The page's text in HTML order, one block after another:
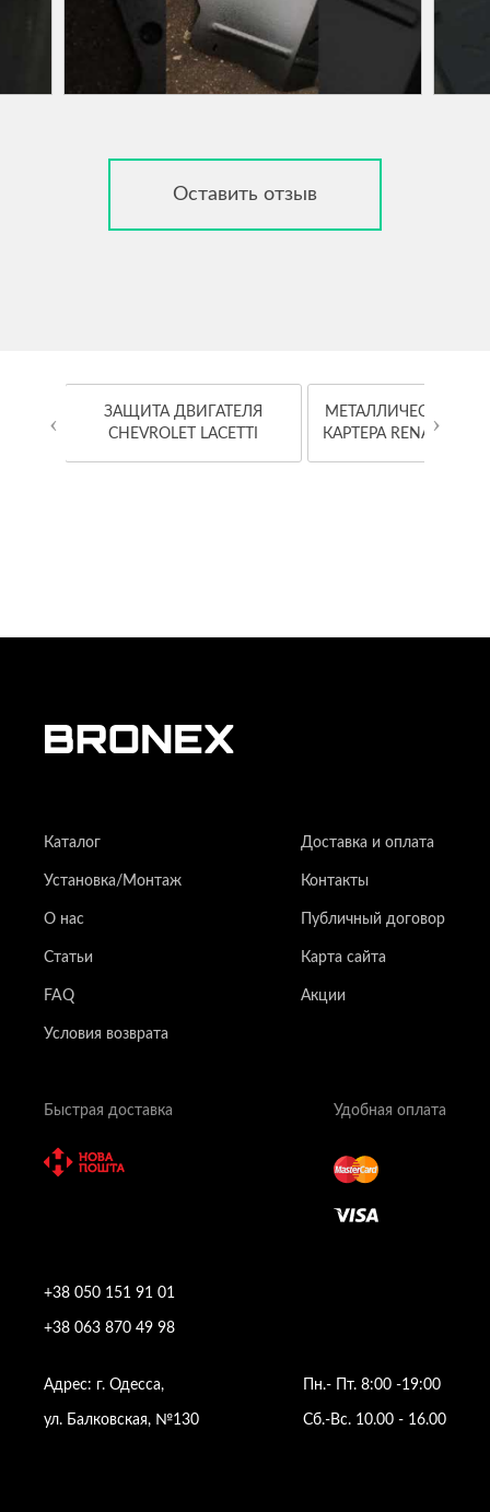
Оставить отзыв
ЗАЩИТА ДВИГАТЕЛЯ
CHEVROLET LACETTI
МЕТАЛЛИЧЕСКАЯ
КАРТЕРА RENAULT
‹ ›
+38 050 151 91 01
+38 063 870 49 98
Пн.- Пт. 8:00 -19:00
Сб.-Вс. 10.00 - 16.00
Адрес: г. Одесса,
ул. Балковская, №130
Каталог Доставка и оплата
Установка/Монтаж Контакты
О нас Публичный договор
Статьи Карта сайта
FAQ Акции
Условия возврата
Быстрая доставка Удобная оплата